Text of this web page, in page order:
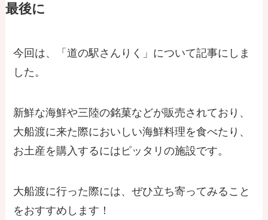
最後に
今回は、「道の駅さんりく」について記事にしま
した。
新鮮な海鮮や三陸の銘菓などが販売されており、
大船渡に来た際においしい海鮮料理を食べたり、
お土産を購入するにはピッタリの施設です。
大船渡に行った際には、ぜひ立ち寄ってみること
をおすすめします！